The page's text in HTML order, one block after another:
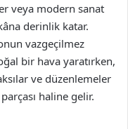
veya modern sanat
derinlik katar.
vazgeçilmez
bir hava yaratırken,
ve düzenlemeler
haline gelir.